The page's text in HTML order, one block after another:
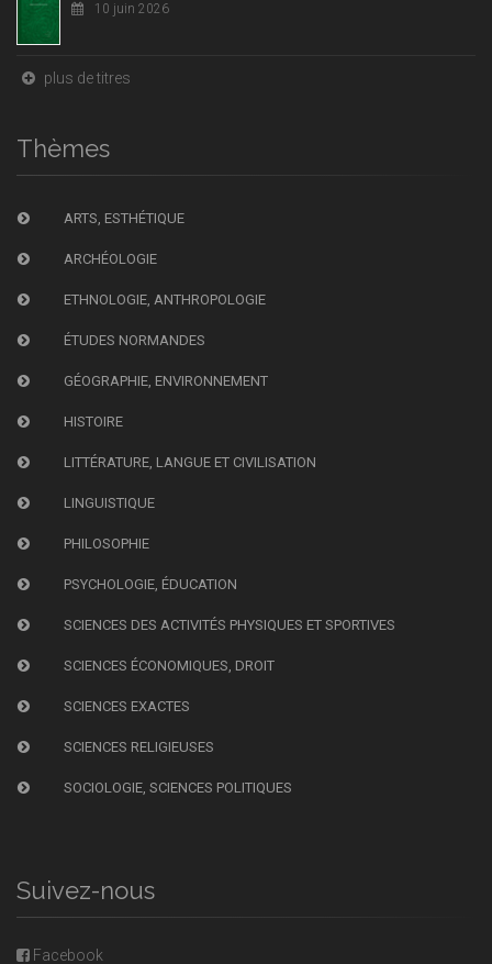
10 juin 2026
plus de titres
Thèmes
ARTS, ESTHÉTIQUE
ARCHÉOLOGIE
ETHNOLOGIE, ANTHROPOLOGIE
ÉTUDES NORMANDES
GÉOGRAPHIE, ENVIRONNEMENT
HISTOIRE
LITTÉRATURE, LANGUE ET CIVILISATION
LINGUISTIQUE
PHILOSOPHIE
PSYCHOLOGIE, ÉDUCATION
SCIENCES DES ACTIVITÉS PHYSIQUES ET SPORTIVES
SCIENCES ÉCONOMIQUES, DROIT
SCIENCES EXACTES
SCIENCES RELIGIEUSES
SOCIOLOGIE, SCIENCES POLITIQUES
Suivez-nous
Facebook